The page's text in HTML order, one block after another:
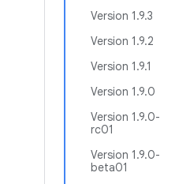
Version 1.9.3
Version 1.9.2
Version 1.9.1
Version 1.9.0
Version 1.9.0-
rc01
Version 1.9.0-
beta01